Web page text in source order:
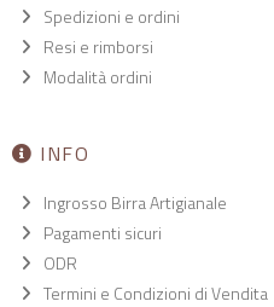
Spedizioni e ordini
Resi e rimborsi
Modalità ordini
INFO
Ingrosso Birra Artigianale
Pagamenti sicuri
ODR
Termini e Condizioni di Vendita